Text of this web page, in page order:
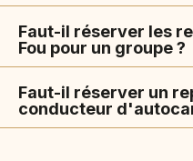
Faut-il réserver les
Fou pour un groupe ?
Faut-il réserver un
conducteur